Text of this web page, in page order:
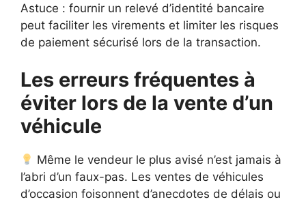
Astuce : fournir un relevé d’identité bancaire
peut faciliter les virements et limiter les risques
de paiement sécurisé lors de la transaction.
Les erreurs fréquentes à
éviter lors de la vente d’un
véhicule
Même le vendeur le plus avisé n’est jamais à
l’abri d’un faux-pas. Les ventes de véhicules
d’occasion foisonnent d’anecdotes de délais ou